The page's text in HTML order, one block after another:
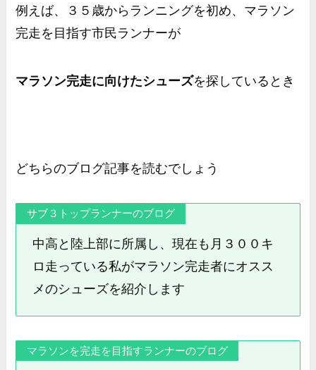
例えば、３５歳からランニングを初め、マラソン
完走を目指す市民ランナーが
マラソン完走に向けたシューズを探しているとき
どちらのブログ記事を読むでしょう
サブ３トップランナーのブログ
中高と陸上部に所属し、現在も月３００キ
ロ走っている私がマラソン完走者にオスス
メのシューズを紹介します
マラソンを完走を目指すランナーのブログ